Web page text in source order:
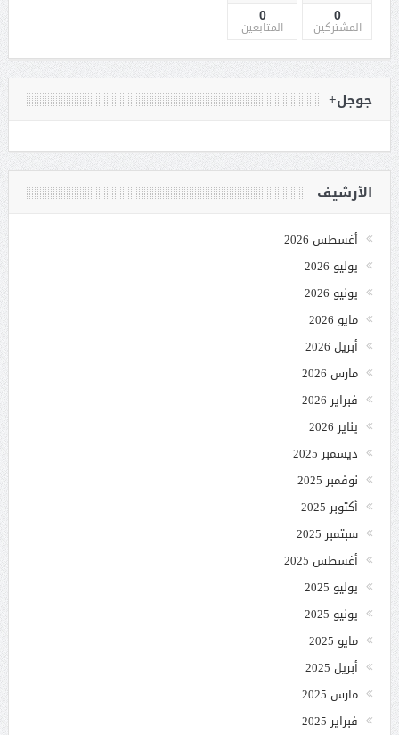
0
المشتركين
0
المتابعين
جوجل+
الأرشيف
أغسطس 2026
يوليو 2026
يونيو 2026
مايو 2026
أبريل 2026
مارس 2026
فبراير 2026
يناير 2026
ديسمبر 2025
نوفمبر 2025
أكتوبر 2025
سبتمبر 2025
أغسطس 2025
يوليو 2025
يونيو 2025
مايو 2025
أبريل 2025
مارس 2025
فبراير 2025